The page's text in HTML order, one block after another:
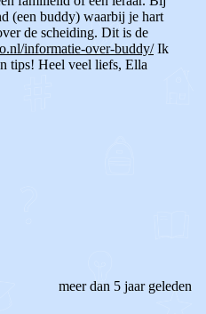
(een buddy) waarbij je hart
de scheiding. Dit is de
informatie-over-buddy/ Ik
tips! Heel veel liefs, Ella
meer dan 5 jaar geleden